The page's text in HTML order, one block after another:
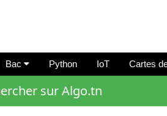
Bac Python IoT Cartes
sur Algo.tn